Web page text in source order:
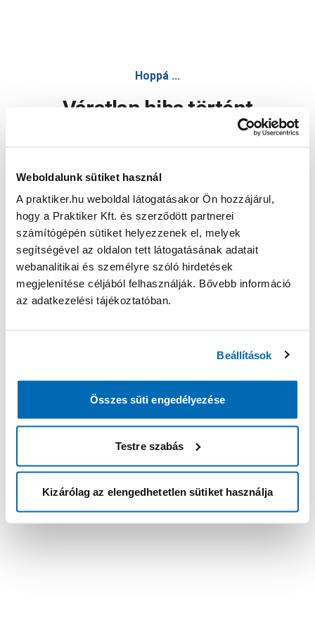
Weboldalunk sütiket használ
A praktiker.hu weboldal látogatásakor Ön hozzájárul,
hogy a Praktiker Kft. és szerződött partnerei
számítógépén sütiket helyezzenek el, melyek
segítségével az oldalon tett látogatásának adatait
webanalitikai és személyre szóló hirdetések
megjelenítése céljából felhasználják. Bővebb információ
az adatkezelési tájékoztatóban.
Beállítások
Összes süti engedélyezése
Testre szabás
Kizárólag az elengedhetetlen sütiket használja
Hoppá ...
Váratlan hiba történt
Oldal újratöltése